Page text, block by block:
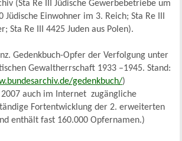
(Sta Re III Jüdische Gewerbebetriebe um
Jüdische Einwohner im 3. Reich; Sta Re III
Sta Re III 4425 Juden aus Polen).
Gedenkbuch-Opfer der Verfolgung unter
Gewaltherrschaft 1933 –1945. Stand:
gedenkbuch/)
auch im Internet zugängliche
Fortentwicklung der 2. erweiterten
enthält fast 160.000 Opfernamen.)